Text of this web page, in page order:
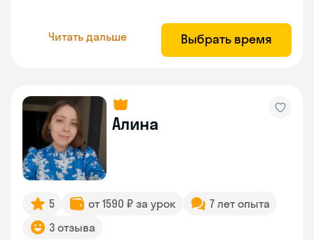
Читать дальше Выбрать время
Алина
5 от 1590 ₽ за урок
7 лет опыта
3 отзыва